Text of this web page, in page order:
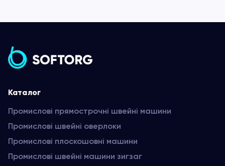
Каталог
Промислові прямострочні швейні машини
Промислові швейні оверлоки
Промислові плоскошовні машини
Промислові швейні машини зигзаг